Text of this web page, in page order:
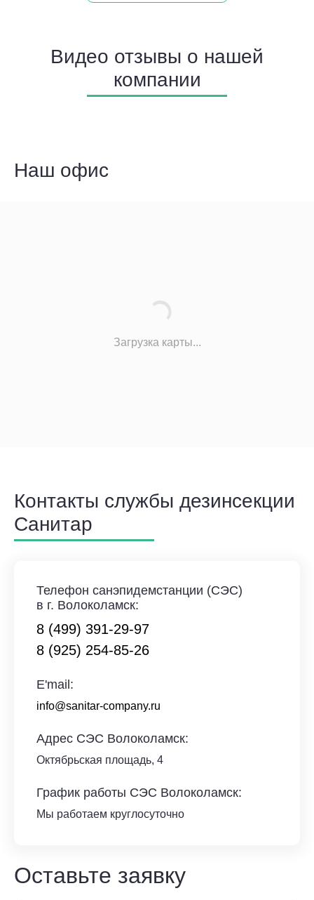
Видео отзывы о нашей
компании
Наш офис
Загрузка карты...
Контакты службы дезинсекции
Санитар
Телефон санэпидемстанции (СЭС)
в г. Волоколамск:
8 (499) 391-29-97
8 (925) 254-85-26
E'mail:
info@sanitar-company.ru
Адрес СЭС Волоколамск:
Октябрьская площадь, 4
График работы СЭС Волоколамск:
Мы работаем круглосуточно
Оставьте заявку